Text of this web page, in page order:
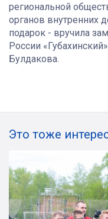
региональной
органов внутренних
подарок - вручила
России
Булдакова.
Это тоже